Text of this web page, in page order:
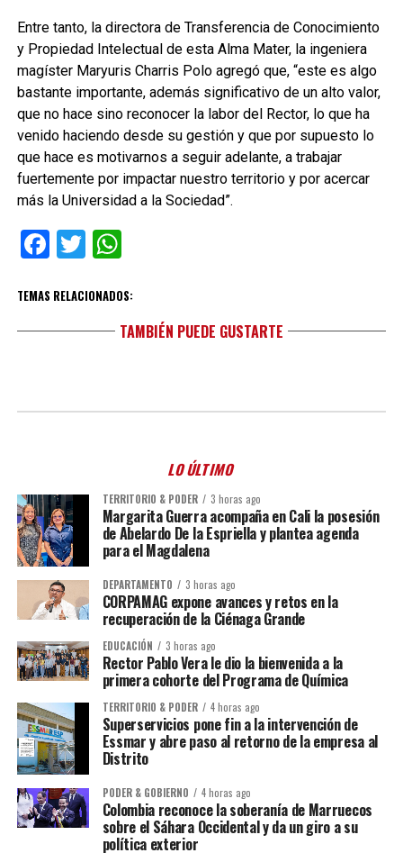
Entre tanto, la directora de Transferencia de Conocimiento
y Propiedad Intelectual de esta Alma Mater, la ingeniera
magíster Maryuris Charris Polo agregó que, “este es algo
bastante importante, además significativo de un alto valor,
que no hace sino reconocer la labor del Rector, lo que ha
venido haciendo desde su gestión y que por supuesto lo
que hace es motivarnos a seguir adelante, a trabajar
fuertemente por impactar nuestro territorio y por acercar
más la Universidad a la Sociedad”.
Facebook
TwitterWhatsApp
TEMAS RELACIONADOS:
TAMBIÉN PUEDE GUSTARTE
LO ÚLTIMO
TERRITORIO & PODER 3 horas ago
Margarita Guerra acompaña en Cali la posesión
de Abelardo De la Espriella y plantea agenda
para el Magdalena
DEPARTAMENTO 3 horas ago
CORPAMAG expone avances y retos en la
recuperación de la Ciénaga Grande
EDUCACIÓN 3 horas ago
Rector Pablo Vera le dio la bienvenida a la
primera cohorte del Programa de Química
TERRITORIO & PODER 4 horas ago
Superservicios pone fin a la intervención de
Essmar y abre paso al retorno de la empresa al
Distrito
PODER & GOBIERNO 4 horas ago
Colombia reconoce la soberanía de Marruecos
sobre el Sáhara Occidental y da un giro a su
política exterior